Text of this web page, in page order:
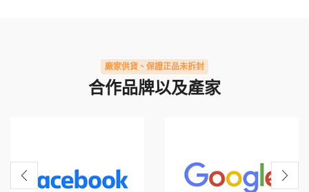
廠家供貨、保證正品未拆封
合作品牌以及產家